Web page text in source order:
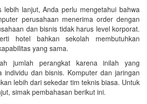
lebih lanjut, Anda perlu mengetahui bahwa
perusahaan menerima order dengan
dan bisnis tidak harus level korporat.
hotel bahkan sekolah membutuhkan
yang sama.
jumlah perangkat karena inilah yang
individu dan bisnis. Komputer dan jaringan
lebih dari sekedar tim teknis biasa. Untuk
simak pembahasan berikut ini.